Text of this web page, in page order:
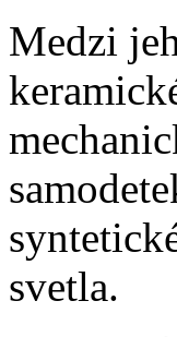
Medzi
svetla.